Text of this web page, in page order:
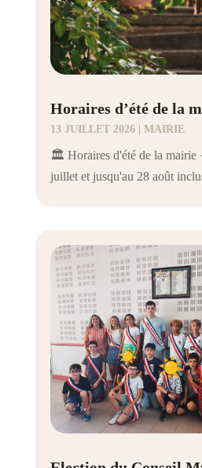
Horaires d’été de la
13 JUILLET 2026| MAIRIE
🏛️ Horaires d'été de la
juillet et jusqu'au 28 août